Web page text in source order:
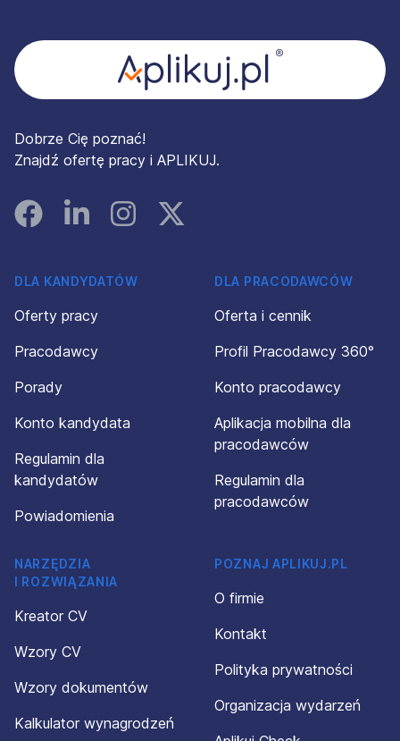
Dobrze Cię poznać!
Znajdź ofertę pracy i APLIKUJ.
FacebookLinked InInstagramInstagram
DLA KANDYDATÓW
Oferty pracy
Pracodawcy
Porady
Konto kandydata
Regulamin dla
kandydatów
Powiadomienia
DLA PRACODAWCÓW
Oferta i cennik
Profil Pracodawcy 360°
Konto pracodawcy
Aplikacja mobilna dla
pracodawców
Regulamin dla
pracodawców
NARZĘDZIA
I ROZWIĄZANIA
Kreator CV
Wzory CV
Wzory dokumentów
Kalkulator wynagrodzeń
POZNAJ APLIKUJ.PL
O firmie
Kontakt
Polityka prywatności
Organizacja wydarzeń